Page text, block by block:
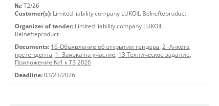
№: T2/26
Customer(s): Limited liability company LUKOIL Belnefteproduct
Organizer of tender: Limited liability company LUKOIL
Belnefteproduct
Documents: 16-Объявление об открытии тендера, 2 -Анкета
претендента, 1 -Заявка на участие, 13-Техническое задание,
Приложение №1 к ТЗ 2026
Deadline: 03/23/2026